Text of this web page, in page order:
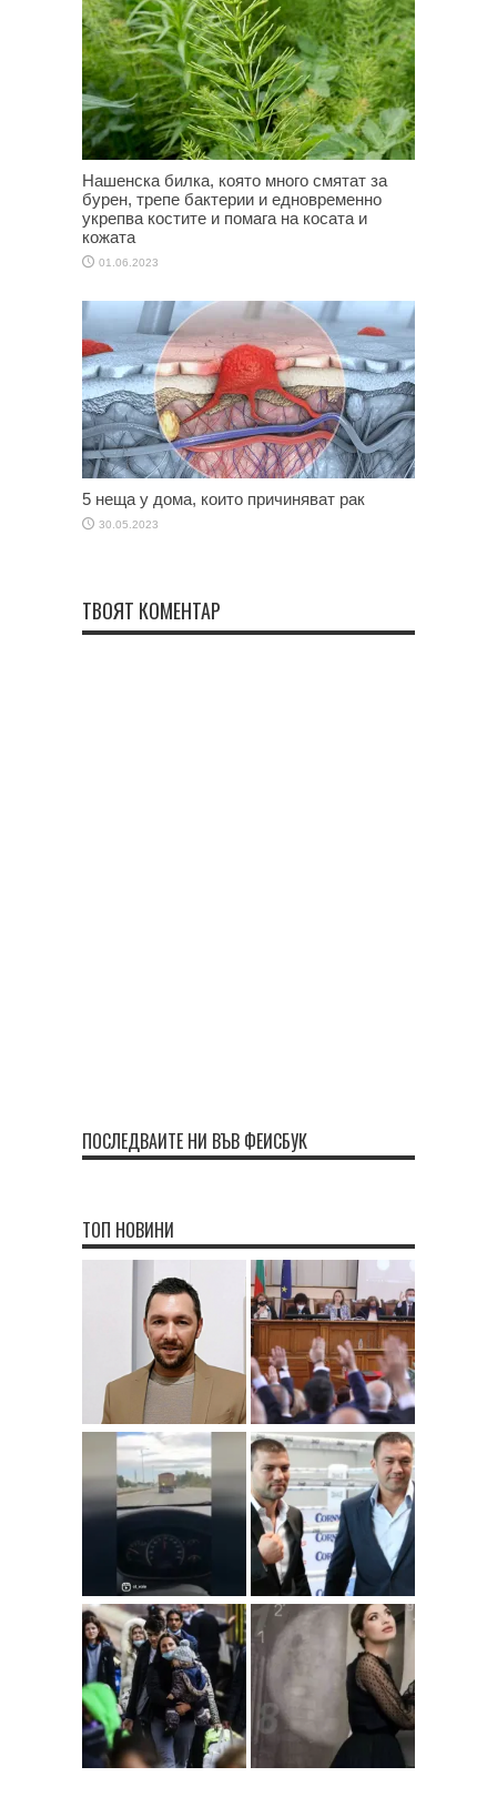
Нашенска билка, която много смятат за
бурен, трепе бактерии и едновременно
укрепва костите и помага на косата и
кожата
01.06.2023
5 неща у дома, които причиняват рак
30.05.2023
ТВОЯТ КОМЕНТАР
ПОСЛЕДВАЙТЕ НИ ВЪВ ФЕЙСБУК
ТОП НОВИНИ